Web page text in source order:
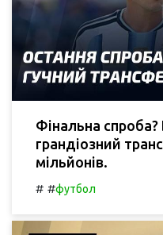
Фінальна
грандіозний
мільйонів.
# #футбол